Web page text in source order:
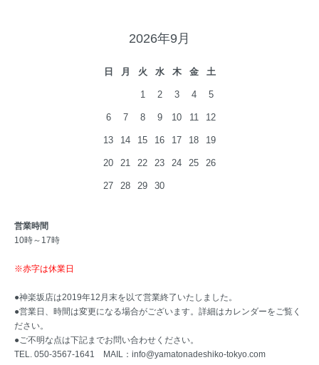
2026年9月
日 月 火 水 木 金 土
1 2 3 4 5
6 7 8 9 10 11 12
13 14 15 16 17 18 19
20 21 22 23 24 25 26
27 28 29 30
営業時間
10時～17時
※赤字は休業日
●神楽坂店は2019年12月末を以て営業終了いたしました。
●営業日、時間は変更になる場合がございます。詳細はカレンダーをご覧く
ださい。
●ご不明な点は下記までお問い合わせください。
TEL. 050-3567-1641 MAIL： info@yamatonadeshiko-tokyo.com